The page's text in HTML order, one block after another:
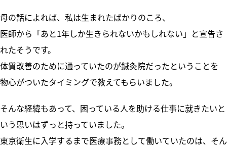
母の話によれば、私は生まれたばかりのころ、
医師から「あと1年しか生きられないかもしれない」と宣告さ
れたそうです。
体質改善のために通っていたのが鍼灸院だったということを
物心がついたタイミングで教えてもらいました。
そんな経緯もあって、困っている人を助ける仕事に就きたいと
いう思いはずっと持っていました。
東京衛生に入学するまで医療事務として働いていたのは、そん